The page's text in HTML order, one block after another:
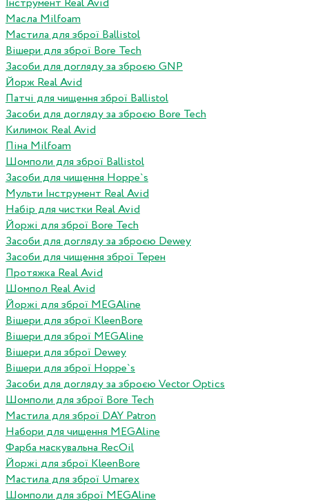
Інструмент Real Avid
Масла Milfoam
Мастила для зброї Ballistol
Вішери для зброї Bore Tech
Засоби для догляду за зброєю GNP
Йорж Real Avid
Патчі для чищення зброї Ballistol
Засоби для догляду за зброєю Bore Tech
Килимок Real Avid
Піна Milfoam
Шомполи для зброї Ballistol
Засоби для чищення Hoppe`s
Мульти Інструмент Real Avid
Набір для чистки Real Avid
Йоржі для зброї Bore Tech
Засоби для догляду за зброєю Dewey
Засоби для чищення зброї Терен
Протяжка Real Avid
Шомпол Real Avid
Йоржі для зброї MEGAline
Вішери для зброї KleenBore
Вішери для зброї MEGAline
Вішери для зброї Dewey
Вішери для зброї Hoppe`s
Засоби для догляду за зброєю Vector Optics
Шомполи для зброї Bore Tech
Мастила для зброї DAY Patron
Набори для чищення MEGAline
Фарба маскувальна RecOil
Йоржі для зброї KleenBore
Мастила для зброї Umarex
Шомполи для зброї MEGAline